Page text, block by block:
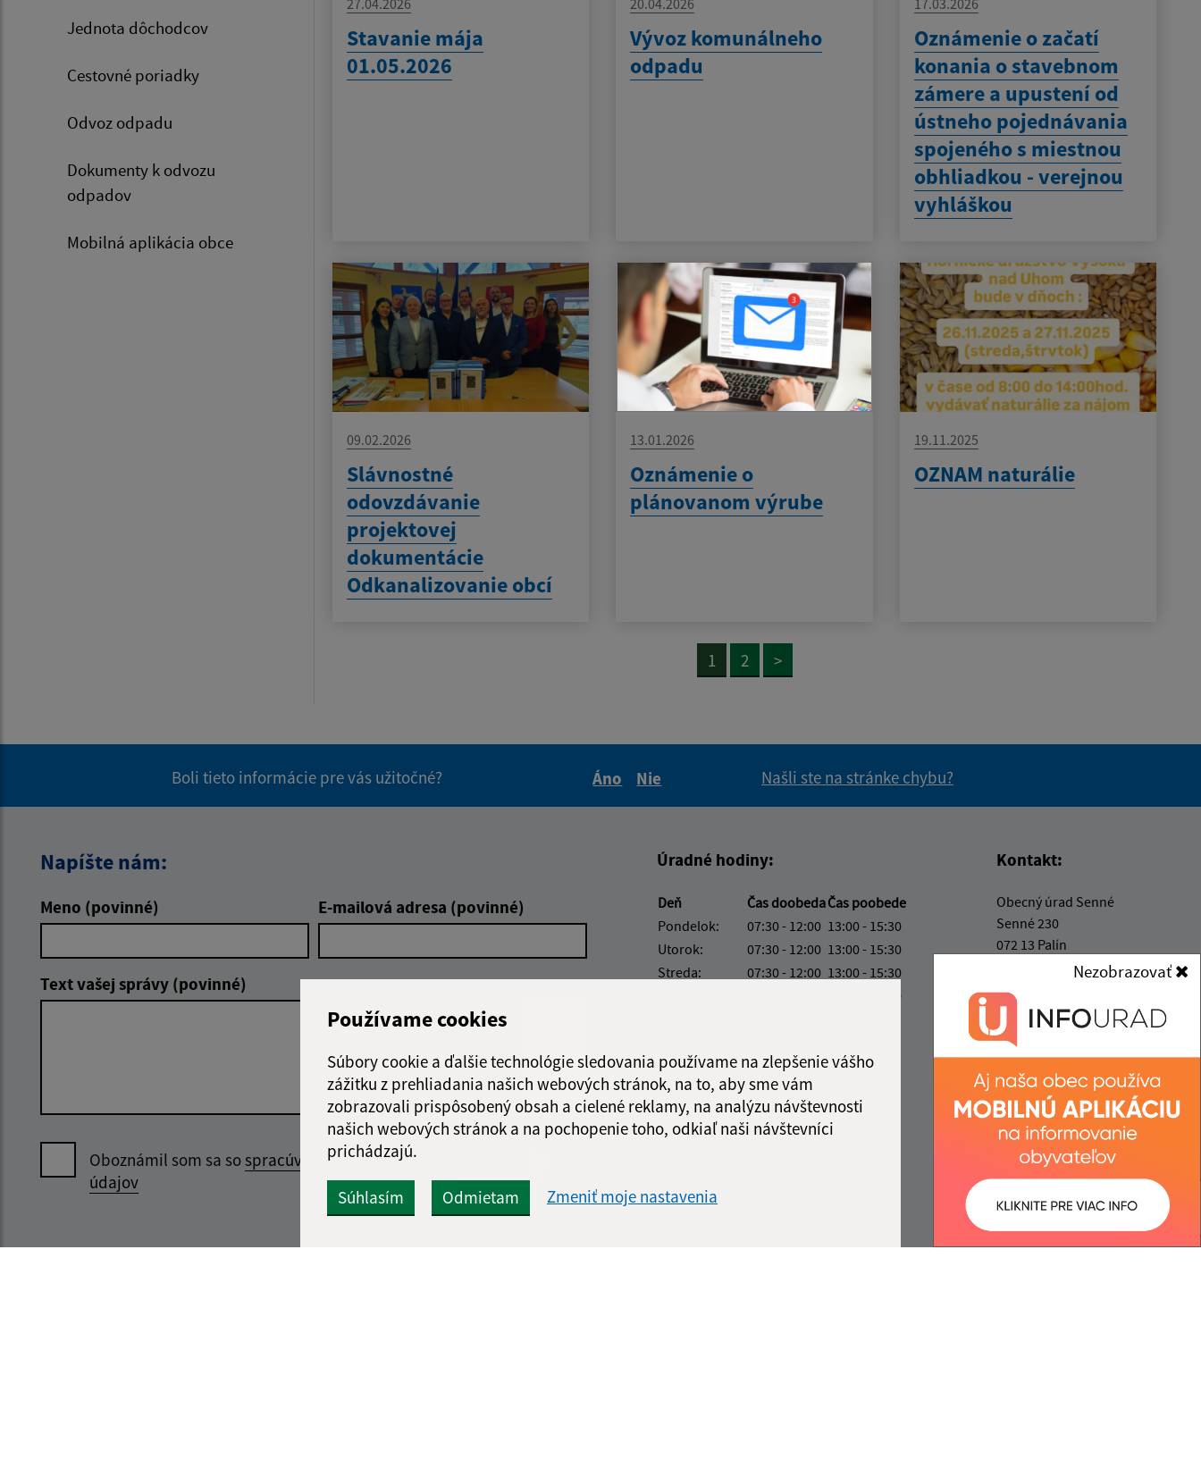
Používame cookies
Súbory cookie a ďalšie technológie sledovania používame na zlepšenie vášho
zážitku z prehliadania našich webových stránok, na to, aby sme vám
zobrazovali prispôsobený obsah a cielené reklamy, na analýzu návštevnosti
našich webových stránok a na pochopenie toho, odkiaľ naši návštevníci
prichádzajú.
Súhlasím Odmietam Zmeniť moje nastavenia
Nezobrazovať
Jednota dôchodcov
Cestovné poriadky
Odvoz odpadu
Dokumenty k odvozu
odpadov
Mobilná aplikácia obce
Stavanie mája
01.05.2026
Vývoz komunálneho
odpadu
Oznámenie o začatí
konania o stavebnom
zámere a upustení od
ústneho pojednávania
spojeného s miestnou
obhliadkou - verejnou
vyhláškou
09.02.2026
Slávnostné
odovzdávanie
projektovej
dokumentácie
Odkanalizovanie obcí
13.01.2026
Oznámenie o
plánovanom výrube
19.11.2025
OZNAM naturálie
1 2 >
Boli tieto informácie pre vás užitočné?
Áno
Nie
Našli ste na stránke chybu?
Napíšte nám:
Meno (povinné) E-mailová adresa (povinné)
Text vašej správy (povinné)
Oboznámil som sa sospracúvaním osobných
údajov
správu
Úradné hodiny:
Deň Čas doobedaČas poobede
Pondelok:
07:30 - 12:00 13:00 - 15:30
Utorok:
07:30 - 12:00 13:00 - 15:30
Streda:
07:30 - 12:00 13:00 - 15:30
13:00 - 15:30
Kontakt:
Obecný úrad Senné
Senné 230
072 13 Palín
info@obecsenne.sk
+421 12 345 67 89
IČO: 00325767